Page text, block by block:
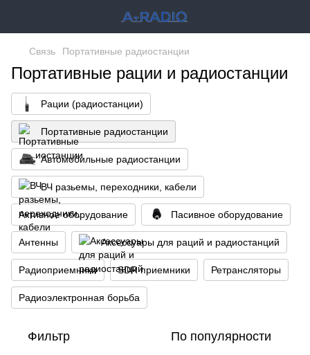
Связь Портативные радиостанции
Портативные рации и радиостанции
Рации (радиостанции)
Портативные радиостанции
Автомобильные радиостанции
ВЧ разьемы, переходники, кабели
Активное оборудование Пасивное оборудование
Антенны Аксессуары для раций и радиостанций
Радиоприемники SDR приемники Ретрансляторы
Радиоэлектронная борьба
Фильтр По популярности